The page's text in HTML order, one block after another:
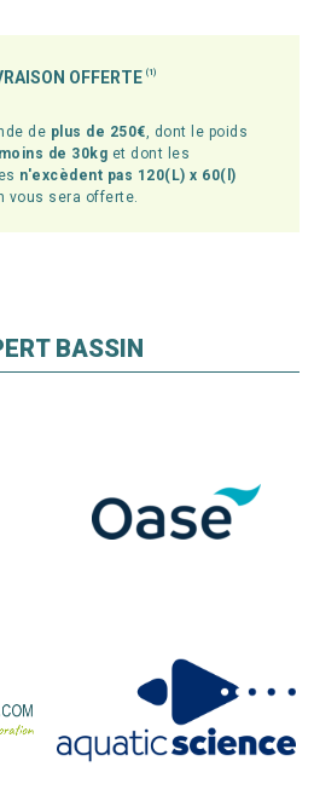
OFFERTE (1)
de plus de 250€, dont le poids
moins de 30kg et dont les
n'excèdent pas 120(L) x 60(l)
vous sera offerte.
BASSIN